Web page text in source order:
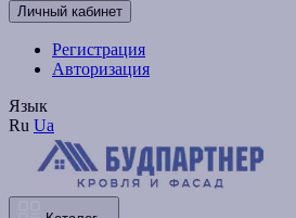
Личный кабинет
Регистрация
Авторизация
Язык
Ru Ua